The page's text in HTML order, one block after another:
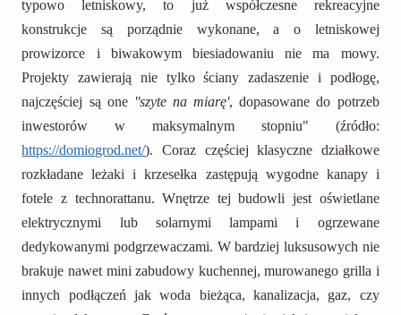
typowo letniskowy, to już współczesne rekreacyjne
konstrukcje są porządnie wykonane, a o letniskowej
prowizorce i biwakowym biesiadowaniu nie ma mowy.
Projekty zawierają nie tylko ściany zadaszenie i podłogę,
najczęściej są one ''szyte na miarę', dopasowane do potrzeb
inwestorów w maksymalnym stopniu" (źródło:
https://domiogrod.net/). Coraz częściej klasyczne działkowe
rozkładane leżaki i krzesełka zastępują wygodne kanapy i
fotele z technorattanu. Wnętrze tej budowli jest oświetlane
elektrycznymi lub solarnymi lampami i ogrzewane
dedykowanymi podgrzewaczami. W bardziej luksusowych nie
brakuje nawet mini zabudowy kuchennej, murowanego grilla i
innych podłączeń jak woda bieżąca, kanalizacja, gaz, czy